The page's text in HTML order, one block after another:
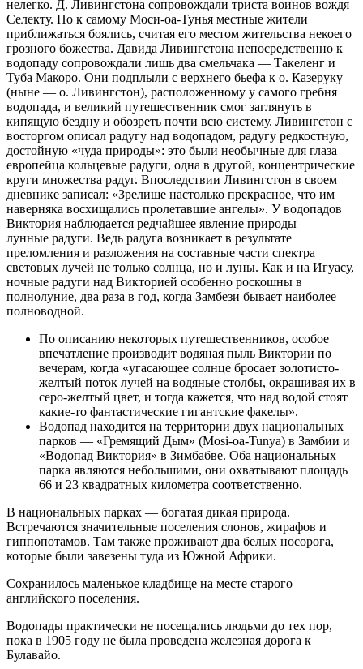
нелегко. Д. Ливингстона сопровождали триста воинов вождя
Селекту. Но к самому Моси-оа-Тунья местные жители
приближаться боялись, считая его местом жительства некоего
грозного божества. Давида Ливингстона непосредственно к
водопаду сопровождали лишь два смельчака — Такеленг и
Туба Макоро. Они подплыли с верхнего бьефа к о. Казеруку
(ныне — о. Ливингстон), расположенному у самого гребня
водопада, и великий путешественник смог заглянуть в
кипящую бездну и обозреть почти всю систему. Ливингстон с
восторгом описал радугу над водопадом, радугу редкостную,
достойную «чуда природы»: это были необычные для глаза
европейца кольцевые радуги, одна в другой, концентрические
круги множества радуг. Впоследствии Ливингстон в своем
дневнике записал: «Зрелище настолько прекрасное, что им
наверняка восхищались пролетавшие ангелы». У водопадов
Виктория наблюдается редчайшее явление природы —
лунные радуги. Ведь радуга возникает в результате
преломления и разложения на составные части спектра
световых лучей не только солнца, но и луны. Как и на Игуасу,
ночные радуги над Викторией особенно роскошны в
полнолуние, два раза в год, когда Замбези бывает наиболее
полноводной.
По описанию некоторых путешественников, особое
впечатление производит водяная пыль Виктории по
вечерам, когда «угасающее солнце бросает золотисто-
желтый поток лучей на водяные столбы, окрашивая их в
серо-желтый цвет, и тогда кажется, что над водой стоят
какие-то фантастические гигантские факелы».
Водопад находится на территории двух национальных
парков — «Гремящий Дым» (Mosi-oa-Tunya) в Замбии и
«Водопад Виктория» в Зимбабве. Оба национальных
парка являются небольшими, они охватывают площадь
66 и 23 квадратных километра соответственно.
В национальных парках — богатая дикая природа.
Встречаются значительные поселения слонов, жирафов и
гиппопотамов. Там также проживают два белых носорога,
которые были завезены туда из Южной Африки.
Сохранилось маленькое кладбище на месте старого
английского поселения.
Водопады практически не посещались людьми до тех пор,
пока в 1905 году не была проведена железная дорога к
Булавайо.